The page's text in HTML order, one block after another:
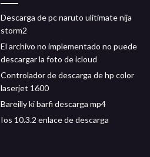
Descarga de pc naruto ulitimate nija
storm2
El archivo no implementado no puede
descargar la foto de icloud
Controlador de descarga de hp color
laserjet 1600
Bareilly ki barfi descarga mp4
Ios 10.3.2 enlace de descarga